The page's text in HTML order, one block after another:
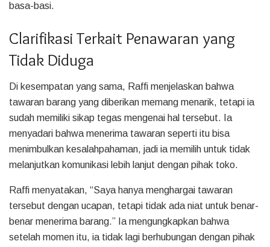
basa-basi.
Clarifikasi Terkait Penawaran yang
Tidak Diduga
Di kesempatan yang sama, Raffi menjelaskan bahwa
tawaran barang yang diberikan memang menarik, tetapi ia
sudah memiliki sikap tegas mengenai hal tersebut. Ia
menyadari bahwa menerima tawaran seperti itu bisa
menimbulkan kesalahpahaman, jadi ia memilih untuk tidak
melanjutkan komunikasi lebih lanjut dengan pihak toko.
Raffi menyatakan, “Saya hanya menghargai tawaran
tersebut dengan ucapan, tetapi tidak ada niat untuk benar-
benar menerima barang.” Ia mengungkapkan bahwa
setelah momen itu, ia tidak lagi berhubungan dengan pihak